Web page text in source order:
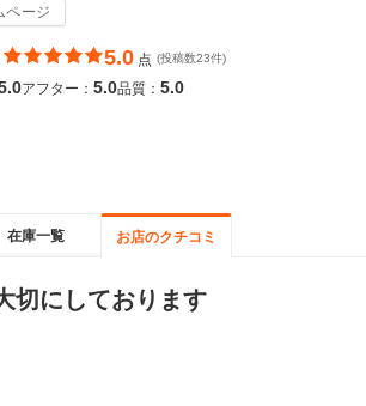
ページ
5.0 点 (投稿数23件)
アフター： 5.0品質： 5.0
在庫一覧 お店のクチコミ
切にしております